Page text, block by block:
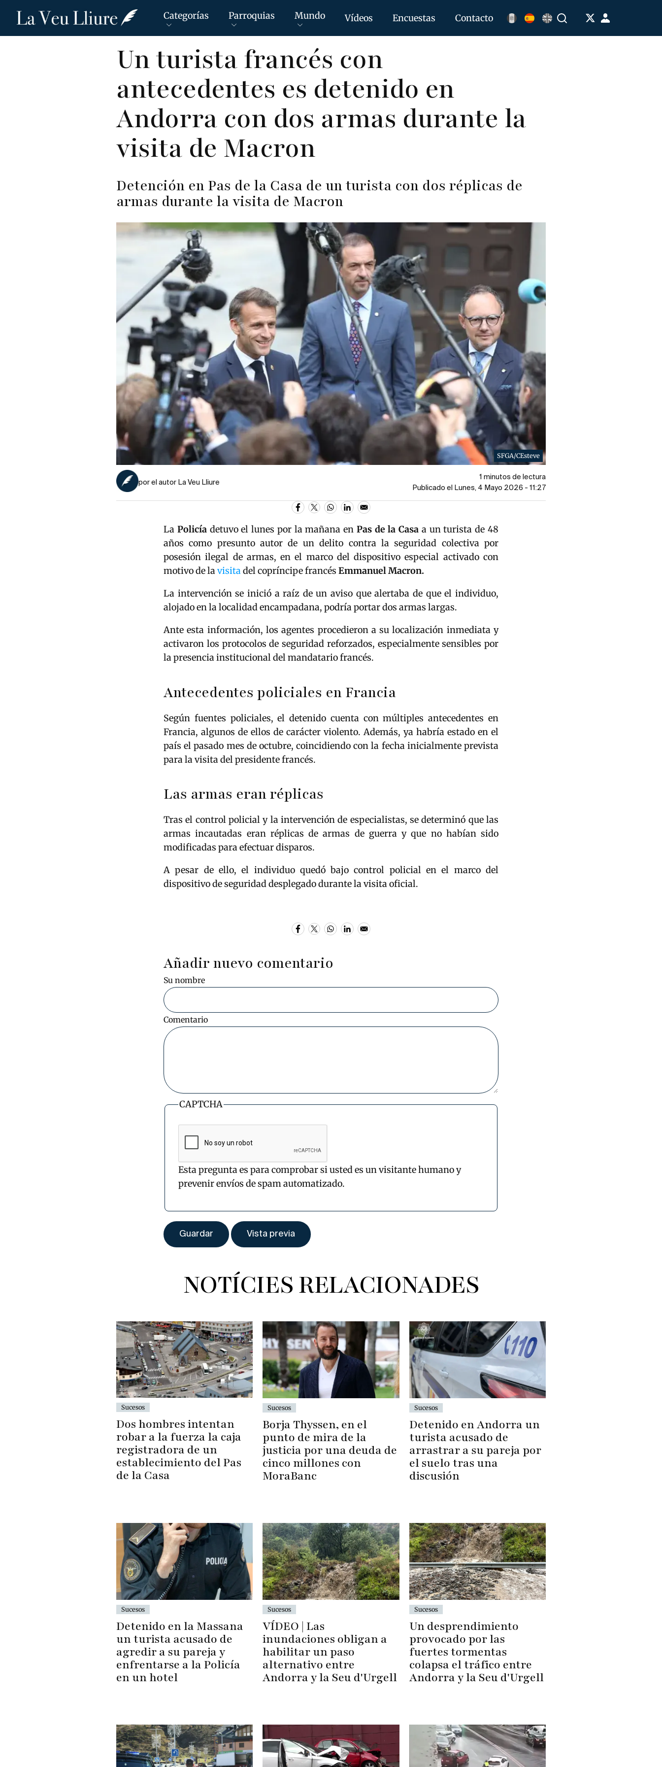
Pasar
Categorías Parroquias Mundo Vídeos Encuestas Contacto BuscarMenú
de
Un turista francés con
antecedentes es detenido en
Andorra con dos armas durante la
visita de Macron
Detención en Pas de la Casa de un turista con dos réplicas de
armas durante la visita de Macron
SFGA/CEsteve
por el autor La Veu Lliure
1 minutos de lectura
Publicado el Lunes, 4 Mayo 2026 - 11:27
La Policíadetuvo el lunes por la mañana en Pas de la Casa a un turista de 48
años como presunto autor de un delito contra la seguridad colectiva por
posesión ilegal de armas, en el marco del dispositivo especial activado con
motivo de lavisitadel copríncipe francés Emmanuel Macron.
La intervención se inició a raíz de un aviso que alertaba de que el individuo,
alojado en la localidad encampadana, podría portar dos armas largas.
Ante esta información, los agentes procedieron a su localización inmediata y
activaron los protocolos de seguridad reforzados, especialmente sensibles por
la presencia institucional del mandatario francés.
Antecedentes policiales en Francia
Según fuentes policiales, el detenido cuenta con múltiples antecedentes en
Francia, algunos de ellos de carácter violento. Además, ya habría estado en el
país el pasado mes de octubre, coincidiendo con la fecha inicialmente prevista
para la visita del presidente francés.
Las armas eran réplicas
Tras el control policial y la intervención de especialistas, se determinó que las
armas incautadas eran réplicas de armas de guerra y que no habían sido
modificadas para efectuar disparos.
A pesar de ello, el individuo quedó bajo control policial en el marco del
dispositivo de seguridad desplegado durante la visita oficial.
Añadir nuevo comentario
Su nombre
Comentario
CAPTCHA
Esta pregunta es para comprobar si usted es un visitante humano y
prevenir envíos de spam automatizado.
NOTÍCIES RELACIONADES
Sucesos
Dos hombres intentan
robar a la fuerza la caja
registradora de un
establecimiento del Pas
de la Casa
Sucesos
Borja Thyssen, en el
punto de mira de la
justicia por una deuda de
cinco millones con
MoraBanc
Sucesos
Detenido en Andorra un
turista acusado de
arrastrar a su pareja por
el suelo tras una
discusión
Sucesos
Detenido en la Massana
un turista acusado de
agredir a su pareja y
enfrentarse a la Policía
en un hotel
Sucesos
VÍDEO | Las
inundaciones obligan a
habilitar un paso
alternativo entre
Andorra y la Seu d'Urgell
Sucesos
Un desprendimiento
provocado por las
fuertes tormentas
colapsa el tráfico entre
Andorra y la Seu d'Urgell